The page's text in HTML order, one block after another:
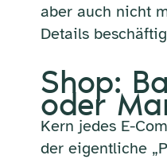
aber auch nicht
Details
Shop:
oder
Kern jedes E-
der eigentliche